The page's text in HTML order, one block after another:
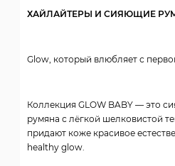
ХАЙЛАЙТЕРЫ И СИЯЮЩИЕ
Glow, который влюбляет с
Коллекция GLOW BABY — это
румяна с лёгкой шелковистой
придают коже красивое
healthy glow.